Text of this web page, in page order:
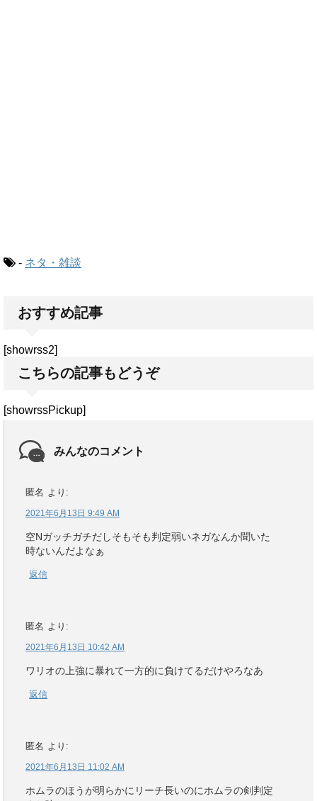
- ネタ・雑談
おすすめ記事
[showrss2]
こちらの記事もどうぞ
[showrssPickup]
みんなのコメント
匿名 より:
2021年6月13日 9:49 AM
空Nガッチガチだしそもそも判定弱いネガなんか聞いた
時ないんだよなぁ
返信
匿名 より:
2021年6月13日 10:42 AM
ワリオの上強に暴れて一方的に負けてるだけやろなあ
返信
匿名 より:
2021年6月13日 11:02 AM
ホムラのほうが明らかにリーチ長いのにホムラの剣判定